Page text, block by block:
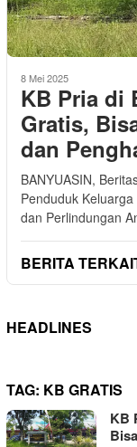
8 Mei 2025
KB Pria di
Gratis,
dan
BANYUASIN,
Penduduk
dan Perlindungan
BERITA
HEADLINES
TAG: KB GRATIS
KB